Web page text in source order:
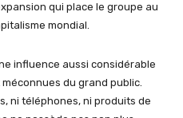
qui place le groupe au
mondial.
influence aussi considérable
du grand public.
ni téléphones, ni produits de